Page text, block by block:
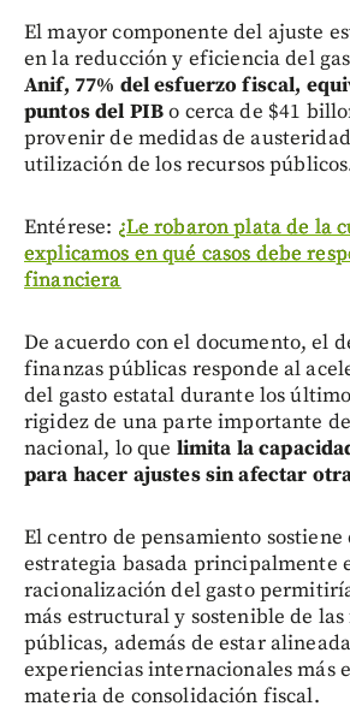
El mayor componente del ajuste
en la reducción y eficiencia del
Anif, 77% del esfuerzo fiscal,
puntos del PIBo cerca de $41
provenir de medidas de
utilización de los recursos
Entérese: ¿Le robaron plata de la
explicamos en qué casos debe
financiera
De acuerdo con el documento, el
finanzas públicas responde al
del gasto estatal durante los
rigidez de una parte importante
nacional, lo que limita la
para hacer ajustes sin afectar
El centro de pensamiento sostiene
estrategia basada principalmente
racionalización del gasto
más estructural y sostenible de
públicas, además de estar
experiencias internacionales más
materia de consolidación fiscal.